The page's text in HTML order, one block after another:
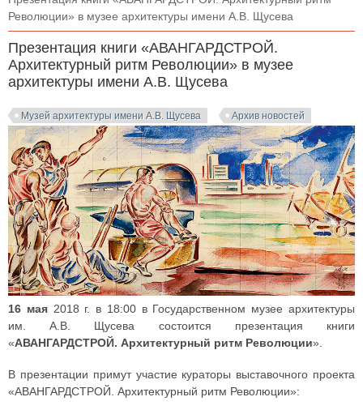
Революции» в музее архитектуры имени А.В. Щусева
Презентация книги «АВАНГАРДСТРОЙ.
Архитектурный ритм Революции» в музее
архитектуры имени А.В. Щусева
Музей архитектуры имени А.В. Щусева Архив новостей
16 мая2018 г. в 18:00 в Государственном музее архитектуры
им. А.В. Щусева состоится презентация книги
«АВАНГАРДСТРОЙ. Архитектурный ритм Революции».
В презентации примут участие кураторы выставочного проекта
«АВАНГАРДСТРОЙ. Архитектурный ритм Революции»: